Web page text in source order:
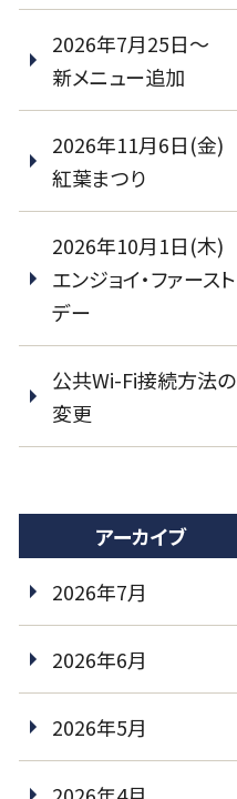
2026年7月25日～
新メニュー追加
2026年11月6日(金)
紅葉まつり
2026年10月1日(木)
エンジョイ・ファースト
デー
公共Wi-Fi接続方法の
変更
アーカイブ
2026年7月
2026年6月
2026年5月